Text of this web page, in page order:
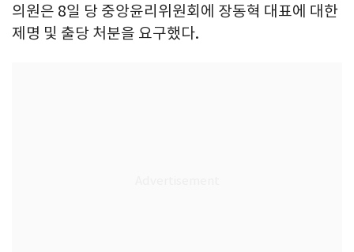
의원은 8일 당 중앙윤리위원회에 장동혁 대표에 대한
제명 및 출당 처분을 요구했다.